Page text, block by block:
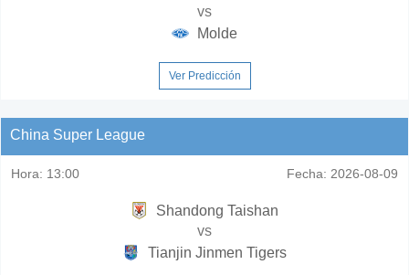
vs
Molde
Ver Predicción
China Super League
Hora: 13:00 Fecha: 2026-08-09
Shandong Taishan
vs
Tianjin Jinmen Tigers